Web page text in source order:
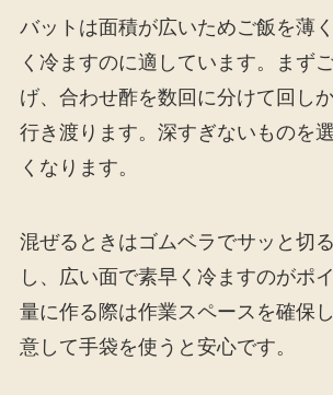
バットは面積が広いためご飯を薄
く冷ますのに適しています。まず
げ、合わせ酢を数回に分けて回し
行き渡ります。深すぎないものを
くなります。
混ぜるときはゴムベラでサッと切
し、広い面で素早く冷ますのがポ
量に作る際は作業スペースを確保
意して手袋を使うと安心です。